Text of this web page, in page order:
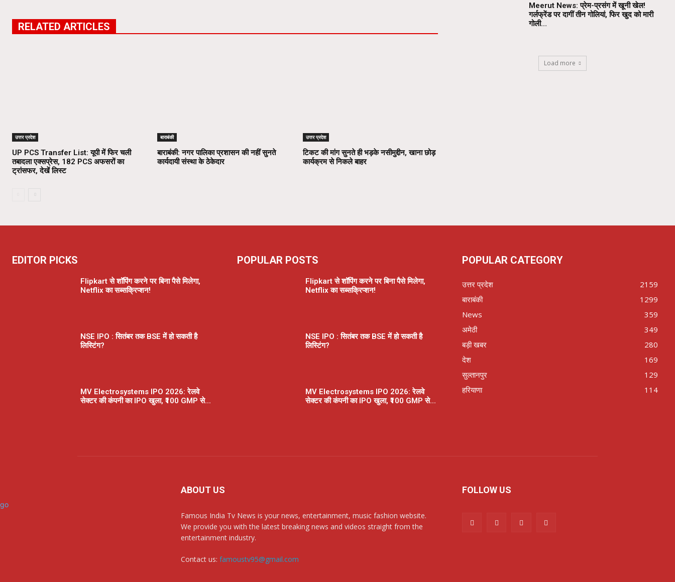
RELATED ARTICLES
उत्तर प्रदेश
UP PCS Transfer List: यूपी में फिर चली
तबादला एक्सप्रेस, 182 PCS अफसरों का
ट्रांसफर, देखें लिस्ट
बाराबंकी
बाराबंकी: नगर पालिका प्रशासन की नहीं सुनते
कार्यदायी संस्था के ठेकेदार
उत्तर प्रदेश
टिकट की मांग सुनते ही भड़के नसीमुद्दीन, खाना छोड़
कार्यक्रम से निकले बाहर
Meerut News: प्रेम-प्रसंग में खूनी खेल!
गर्लफ्रेंड पर दागीं तीन गोलियां, फिर खुद को मारी
गोली…
Load more
EDITOR PICKS
Flipkart से शॉपिंग करने पर बिना पैसे मिलेगा,
Netflix का सब्सक्रिप्शन!
NSE IPO : सितंबर तक BSE में हो सकती है
लिस्टिंग?
MV Electrosystems IPO 2026: रेलवे
सेक्टर की कंपनी का IPO खुला, ₹100 GMP से...
POPULAR POSTS
Flipkart से शॉपिंग करने पर बिना पैसे मिलेगा,
Netflix का सब्सक्रिप्शन!
NSE IPO : सितंबर तक BSE में हो सकती है
लिस्टिंग?
MV Electrosystems IPO 2026: रेलवे
सेक्टर की कंपनी का IPO खुला, ₹100 GMP से...
POPULAR CATEGORY
उत्तर प्रदेश
2159
बाराबंकी
1299
News
359
अमेठी
349
बड़ी खबर
280
देश
169
सुल्तानपुर
129
हरियाणा
114
ABOUT US
Famous India Tv News is your news, entertainment, music fashion website.
We provide you with the latest breaking news and videos straight from the
entertainment industry.
Contact us: famoustv95@gmail.com
FOLLOW US